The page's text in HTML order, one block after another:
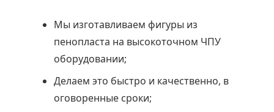
Мы изготавливаем фигуры из
пенопласта на высокоточном ЧПУ
оборудовании;
Делаем это быстро и качественно, в
оговоренные сроки;